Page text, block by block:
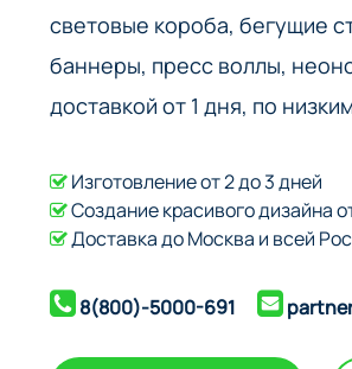
cветовые короба, бегущие
баннеры, пресс воллы,
доставкой от 1 дня, по
Изготовление от 2 до 3 дней
Создание красивого дизайна
Доставка до Москва и всей
8(800)-5000-691